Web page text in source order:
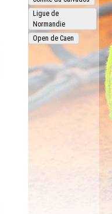
Ligue de
Normandie
Open de Caen